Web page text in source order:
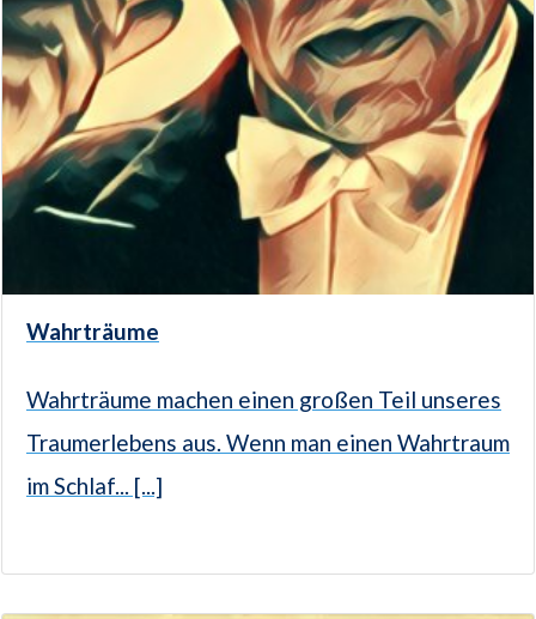
Wahrträume
Wahrträume machen einen großen Teil unseres
Traumerlebens aus. Wenn man einen Wahrtraum
im Schlaf... [...]